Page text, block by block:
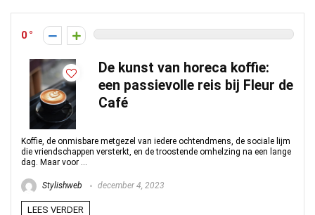
0
De kunst van horeca koffie:
een passievolle reis bij Fleur de
Café
Koffie, de onmisbare metgezel van iedere ochtendmens, de sociale lijm
die vriendschappen versterkt, en de troostende omhelzing na een lange
dag. Maar voor ...
Stylishweb december 4, 2023
LEES VERDER